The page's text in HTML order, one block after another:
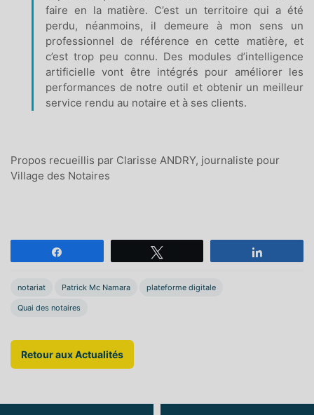
faire en la matière. C’est un territoire qui a été
perdu, néanmoins, il demeure à mon sens un
professionnel de référence en cette matière, et
c’est trop peu connu. Des modules d’intelligence
artificielle vont être intégrés pour améliorer les
performances de notre outil et obtenir un meilleur
service rendu au notaire et à ses clients.
Propos recueillis par Clarisse ANDRY, journaliste pour
Village des Notaires
notariat Patrick Mc Namara plateforme digitale
Quai des notaires
Retour aux Actualités